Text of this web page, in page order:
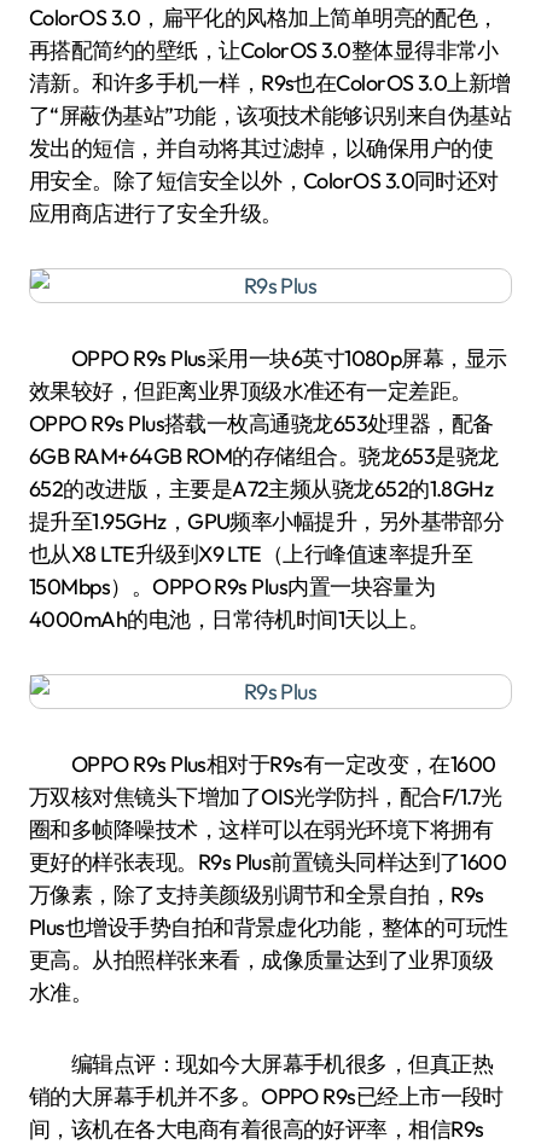
ColorOS 3.0，扁平化的风格加上简单明亮的配色，
再搭配简约的壁纸，让ColorOS 3.0整体显得非常小
清新。和许多手机一样，R9s也在ColorOS 3.0上新增
了“屏蔽伪基站”功能，该项技术能够识别来自伪基站
发出的短信，并自动将其过滤掉，以确保用户的使
用安全。除了短信安全以外，ColorOS 3.0同时还对
应用商店进行了安全升级。
OPPO R9s Plus采用一块6英寸1080p屏幕，显示
效果较好，但距离业界顶级水准还有一定差距。
OPPO R9s Plus搭载一枚高通骁龙653处理器，配备
6GB RAM+64GB ROM的存储组合。骁龙653是骁龙
652的改进版，主要是A72主频从骁龙652的1.8GHz
提升至1.95GHz，GPU频率小幅提升，另外基带部分
也从X8 LTE升级到X9 LTE（上行峰值速率提升至
150Mbps）。OPPO R9s Plus内置一块容量为
4000mAh的电池，日常待机时间1天以上。
OPPO R9s Plus相对于R9s有一定改变，在1600
万双核对焦镜头下增加了OIS光学防抖，配合F/1.7光
圈和多帧降噪技术，这样可以在弱光环境下将拥有
更好的样张表现。R9s Plus前置镜头同样达到了1600
万像素，除了支持美颜级别调节和全景自拍，R9s
Plus也增设手势自拍和背景虚化功能，整体的可玩性
更高。从拍照样张来看，成像质量达到了业界顶级
水准。
编辑点评：现如今大屏幕手机很多，但真正热
销的大屏幕手机并不多。OPPO R9s已经上市一段时
间，该机在各大电商有着很高的好评率，相信R9s